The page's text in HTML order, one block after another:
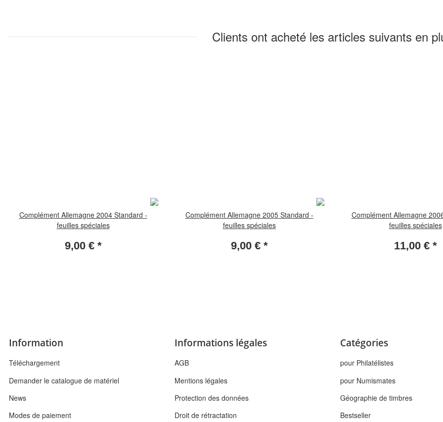
Clients ont acheté les articles suivants en
Complément Allemagne 2004 Standard -
feuilles spéciales
9,00 € *
Complément Allemagne 2005 Standard -
feuilles spéciales
9,00 € *
Complément Allemagne
feuilles spéciales
11,00 € *
Information
Téléchargement
Demander le catalogue de matériel
News
Modes de paiement
Informations légales
AGB
Mentions légales
Protection des données
Droit de rétractation
Catégories
pour Philatélistes
pour Numismates
Géographie de timbres
Bestseller